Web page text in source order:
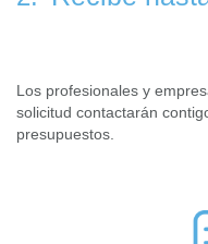
Los profesionales y
solicitud contactarán
presupuestos.